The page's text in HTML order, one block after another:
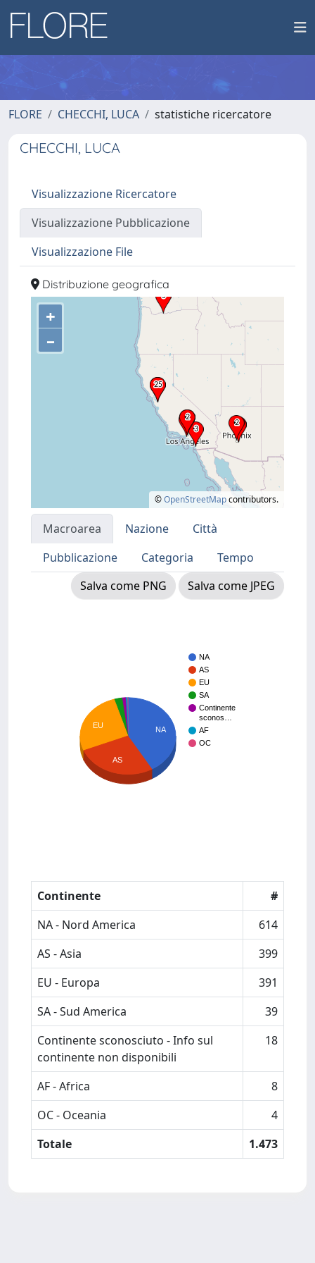
FLORE CHECCHI, LUCA statistiche ricercatore
CHECCHI, LUCA
Visualizzazione Ricercatore
Visualizzazione Pubblicazione
Visualizzazione File
Distribuzione geografica
+
–
©OpenStreetMapcontributors.
Macroarea Nazione
Città
Pubblicazione
Categoria
Tempo
Salva come PNG
Salva come JPEG
NA
AS
EU
SA
Continente
sconos…
AF
OC
NA
EU
AS
Continente
#
NA - Nord America
614
AS - Asia
399
EU - Europa
391
SA - Sud America
39
Continente sconosciuto - Info sul
continente non disponibili
18
AF - Africa
8
OC - Oceania
4
Totale
1.473